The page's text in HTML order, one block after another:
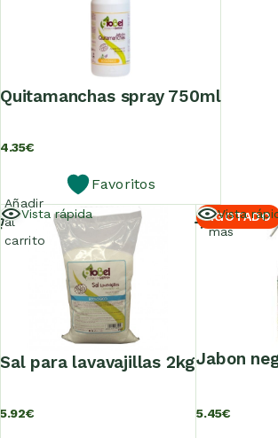
quitamanchas spray 750ml
4.35€
Favoritos
Vista rápida
sal para lavavajillas 2kg
5.92€
Añadir
al
carrito
AGOTADO
Vista
jabon
5.45€
Leer
más